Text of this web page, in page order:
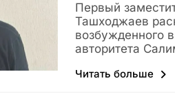
Первый
Ташходжаев
возбужденного
авторитета
Читать больше